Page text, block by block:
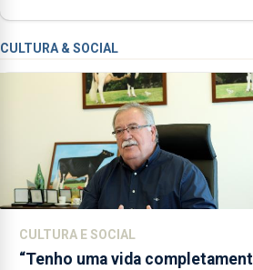
“decréscimo
significativo”
da CPUE entre
2022 e 2025
CULTURA & SOCIAL
CULTURA E SOCIAL
“Tenho uma vida